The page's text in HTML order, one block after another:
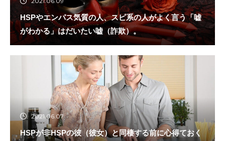
HSPやエンパス気質の人、スピ系の人がよく言う「嘘
がわかる」はだいたい嘘（詐欺）。
2021.06.07
HSPが非HSPの彼（彼女）と同棲する前に心得ておく